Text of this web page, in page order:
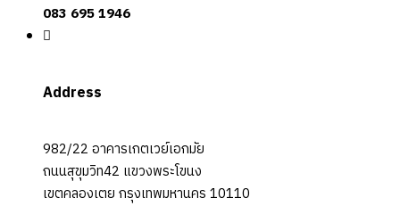
083 695 1946
Address
982/22 อาคารเกตเวย์เอกมัย
ถนนสุขุมวิท42 แขวงพระโขนง
เขตคลองเตย กรุงเทพมหานคร 10110